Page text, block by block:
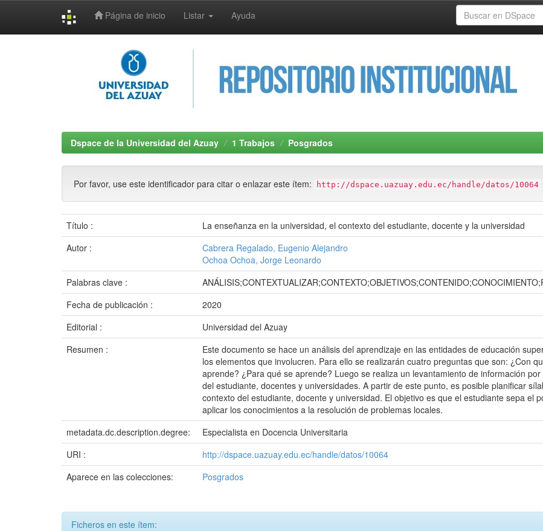
Página de inicio Listar Ayuda
Dspace de la Universidad del Azuay 1 Trabajos Posgrados
Por favor, use este identificador para citar o enlazar este ítem: http://dspace.uazuay.edu.ec/handle/datos/10064
Título :
La enseñanza en la universidad, el contexto del estudiante, docente y la universidad
Autor :
Cabrera Regalado, Eugenio Alejandro
Ochoa Ochoa, Jorge Leonardo
Palabras clave :
Fecha de publicación :
2020
Editorial :
Universidad del Azuay
Resumen :
Este documento se hace un análisis del aprendizaje en las entidades de educación
los elementos que involucren. Para ello se realizarán cuatro preguntas que son: ¿Con
aprende? ¿Para qué se aprende? Luego se realiza un levantamiento de información
del estudiante, docentes y universidades. A partir de este punto, es posible planificar
contexto del estudiante, docente y universidad. El objetivo es que el estudiante sepa el
aplicar los conocimientos a la resolución de problemas locales.
metadata.dc.description.degree:
Especialista en Docencia Universitaria
URI :
http://dspace.uazuay.edu.ec/handle/datos/10064
Aparece en las colecciones:
Posgrados
Ficheros en este ítem: